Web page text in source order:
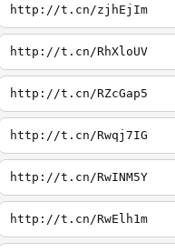
http://t.cn/zjhEjIm
http://t.cn/RhXloUV
http://t.cn/RZcGap5
http://t.cn/Rwqj7IG
http://t.cn/RwINM5Y
http://t.cn/RwElh1m